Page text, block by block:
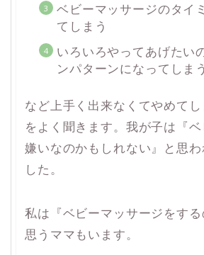
ベビーマッサージのタイ
てしまう
いろいろやってあげたい
ンパターンになってしまう
など上手く出来なくてやめて
をよく聞きます。我が子は『
嫌いなのかもしれない』と思
した。
私は『ベビーマッサージをす
思うママもいます。